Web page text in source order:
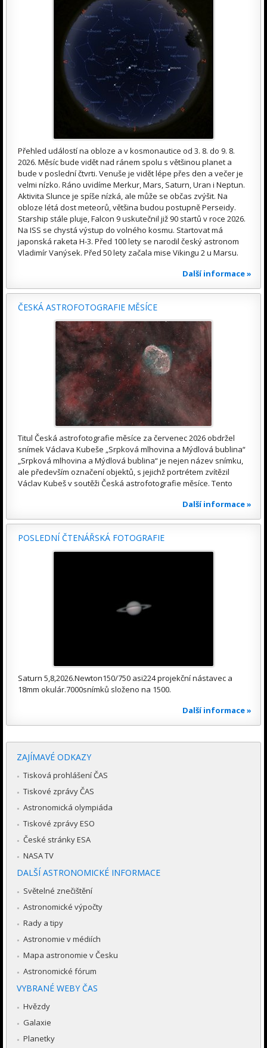
Přehled událostí na obloze a v kosmonautice od 3. 8. do 9. 8.
2026. Měsíc bude vidět nad ránem spolu s většinou planet a
bude v poslední čtvrti. Venuše je vidět lépe přes den a večer je
velmi nízko. Ráno uvidíme Merkur, Mars, Saturn, Uran i Neptun.
Aktivita Slunce je spíše nízká, ale může se občas zvýšit. Na
obloze létá dost meteorů, většina budou postupně Perseidy.
Starship stále pluje, Falcon 9 uskutečnil již 90 startů v roce 2026.
Na ISS se chystá výstup do volného kosmu. Startovat má
japonská raketa H-3. Před 100 lety se narodil český astronom
Vladimír Vanýsek. Před 50 lety začala mise Vikingu 2 u Marsu.
Další informace »
ČESKÁ ASTROFOTOGRAFIE MĚSÍCE
Titul Česká astrofotografie měsíce za červenec 2026 obdržel
snímek Václava Kubeše „Srpková mlhovina a Mýdlová bublina“
„Srpková mlhovina a Mýdlová bublina“ je nejen název snímku,
ale především označení objektů, s jejichž portrétem zvítězil
Václav Kubeš v soutěži Česká astrofotografie měsíce. Tento
Další informace »
POSLEDNÍ ČTENÁŘSKÁ FOTOGRAFIE
Saturn 5,8,2026.Newton150/750 asi224 projekční nástavec a
18mm okulár.7000snímků složeno na 1500.
Další informace »
ZAJÍMAVÉ ODKAZY
Tisková prohlášení ČAS
Tiskové zprávy ČAS
Astronomická olympiáda
Tiskové zprávy ESO
České stránky ESA
NASA TV
DALŠÍ ASTRONOMICKÉ INFORMACE
Světelné znečištění
Astronomické výpočty
Rady a tipy
Astronomie v médiích
Mapa astronomie v Česku
Astronomické fórum
VYBRANÉ WEBY ČAS
Hvězdy
Galaxie
Planetky